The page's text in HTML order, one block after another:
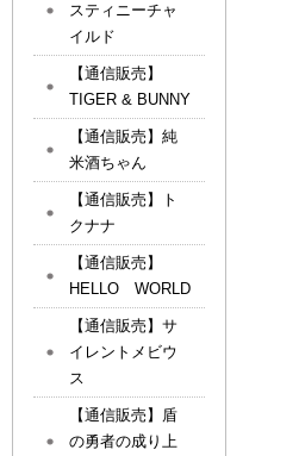
スティニーチャ
イルド
【通信販売】
TIGER & BUNNY
【通信販売】純
米酒ちゃん
【通信販売】ト
クナナ
【通信販売】
HELLO WORLD
【通信販売】サ
イレントメビウ
ス
【通信販売】盾
の勇者の成り上